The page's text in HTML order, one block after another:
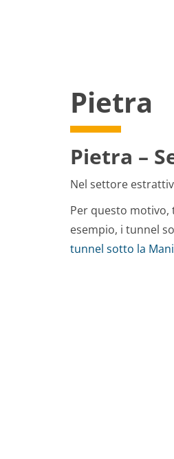
Pietra
Pietra – S
Nel settore
Per questo motivo,
esempio, i tunnel
tunnel sotto la